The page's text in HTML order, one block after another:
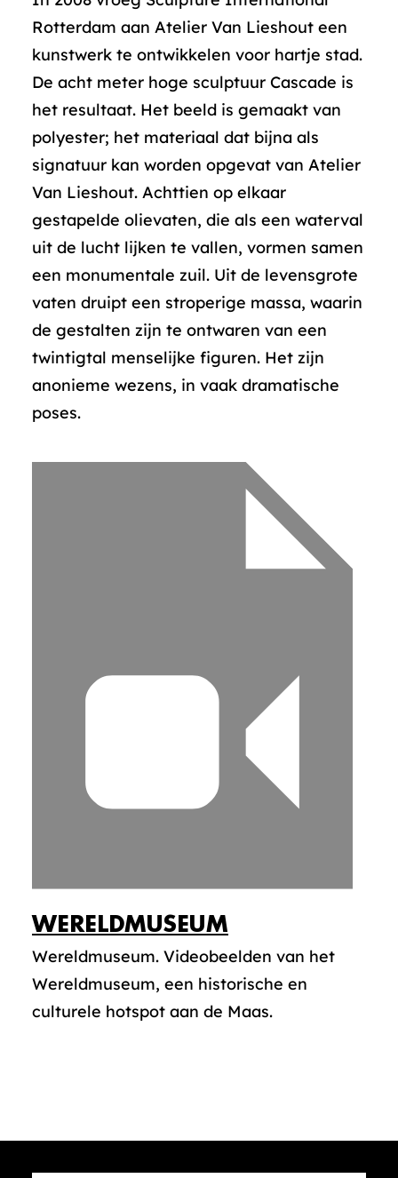
Rotterdam aan Atelier Van Lieshout een
kunstwerk te ontwikkelen voor hartje stad.
De acht meter hoge sculptuur Cascade is
het resultaat. Het beeld is gemaakt van
polyester; het materiaal dat bijna als
signatuur kan worden opgevat van Atelier
Van Lieshout. Achttien op elkaar
gestapelde olievaten, die als een waterval
uit de lucht lijken te vallen, vormen samen
een monumentale zuil. Uit de levensgrote
vaten druipt een stroperige massa, waarin
de gestalten zijn te ontwaren van een
twintigtal menselijke figuren. Het zijn
anonieme wezens, in vaak dramatische
poses.
WERELDMUSEUM
Wereldmuseum. Videobeelden van het
Wereldmuseum, een historische en
culturele hotspot aan de Maas.